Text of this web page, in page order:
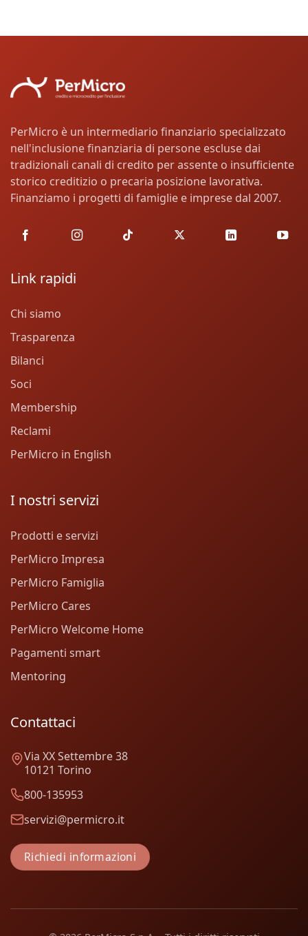
PerMicro è un intermediario finanziario specializzato
nell'inclusione finanziaria di persone escluse dai
tradizionali canali di credito per assente o insufficiente
storico creditizio o precaria posizione lavorativa.
Finanziamo i progetti di famiglie e imprese dal 2007.
Link rapidi
Chi siamo
Trasparenza
Bilanci
Soci
Membership
Reclami
PerMicro in English
I nostri servizi
Prodotti e servizi
PerMicro Impresa
PerMicro Famiglia
PerMicro Cares
PerMicro Welcome Home
Pagamenti smart
Mentoring
Contattaci
Via XX Settembre 38
10121 Torino
800-135953
servizi@permicro.it
Richiedi informazioni